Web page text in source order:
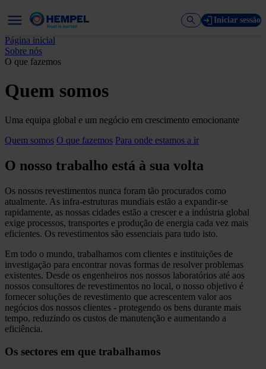
Iniciar sessão
Página inicial
Sobre nós
O que fazemos
Quem somos
Uma equipa global e um negócio em crescimento emocionante
Quem somos O que fazemos Para onde estamos a ir
O nosso trabalho está à sua volta
Os nossos revestimentos nunca foram tão procurados como
atualmente. As infra-estruturas mundiais estão a expandir-se
rapidamente, as nossas cidades estão a crescer e a indústria global
exige processos, transportes e produção de energia cada vez mais
eficientes. Os revestimentos são essenciais para tudo isto.
Em todo o mundo, trabalhamos com clientes e instituições de
investigação para encontrar novas formas de resolver problemas
existentes. Desde os engenheiros nos nossos laboratórios até aos
nossos consultores de revestimentos no local, o nosso objetivo é
fornecer soluções de revestimento que acrescentem valor aos
negócios dos nossos clientes - protegendo os bens durante mais
tempo, reduzindo os custos de manutenção e aumentando a
eficiência.
Os sectores em que trabalhamos